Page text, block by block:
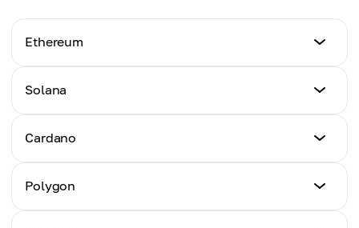
Ethereum
Тикер
Средний APY
Solana
Тикер
Средний APY
Cardano
Тикер
Polygon